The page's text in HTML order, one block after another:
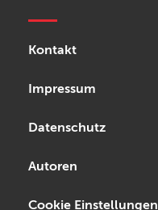
Kontakt
Impressum
Datenschutz
Autoren
Cookie Einstellungen